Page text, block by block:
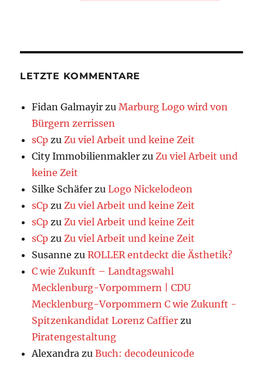
LETZTE KOMMENTARE
Fidan Galmayir zuMarburg Logo wird von
Bürgern zerrissen
sCp zuZu viel Arbeit und keine Zeit
City Immobilienmakler zuZu viel Arbeit und
keine Zeit
Silke Schäfer zuLogo Nickelodeon
sCp zuZu viel Arbeit und keine Zeit
sCp zuZu viel Arbeit und keine Zeit
sCp zuZu viel Arbeit und keine Zeit
Susanne zuROLLER entdeckt die Ästhetik?
C wie Zukunft – Landtagswahl
Mecklenburg-Vorpommern | CDU
Mecklenburg-Vorpommern C wie Zukunft -
Spitzenkandidat Lorenz Caffier zu
Piratengestaltung
Alexandra zuBuch: decodeunicode